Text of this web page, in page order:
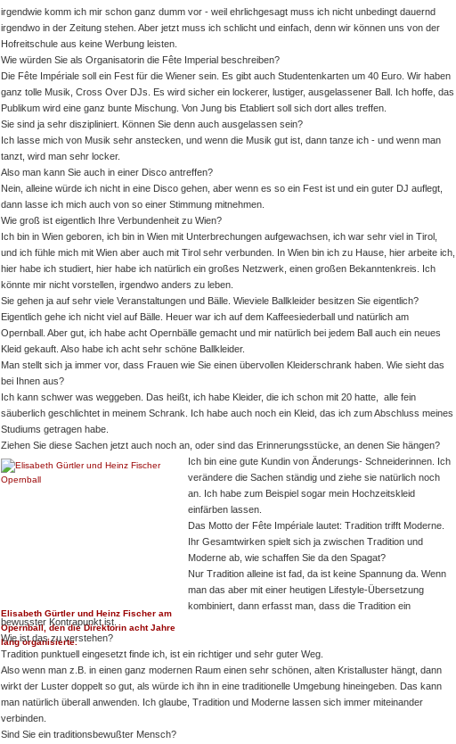
irgendwie komm ich mir schon ganz dumm vor - weil ehrlichgesagt muss ich nicht unbedingt dauernd
irgendwo in der Zeitung stehen. Aber jetzt muss ich schlicht und einfach, denn wir können uns von der
Hofreitschule aus keine Werbung leisten.
Wie würden Sie als Organisatorin die Fête Imperial beschreiben?
Die Fête Impériale soll ein Fest für die Wiener sein. Es gibt auch Studentenkarten um 40 Euro. Wir haben
ganz tolle Musik, Cross Over DJs. Es wird sicher ein lockerer, lustiger, ausgelassener Ball. Ich hoffe, das
Publikum wird eine ganz bunte Mischung. Von Jung bis Etabliert soll sich dort alles treffen.
Sie sind ja sehr diszipliniert. Können Sie denn auch ausgelassen sein?
Ich lasse mich von Musik sehr anstecken, und wenn die Musik gut ist, dann tanze ich - und wenn man
tanzt, wird man sehr locker.
Also man kann Sie auch in einer Disco antreffen?
Nein, alleine würde ich nicht in eine Disco gehen, aber wenn es so ein Fest ist und ein guter DJ auflegt,
dann lasse ich mich auch von so einer Stimmung mitnehmen.
Wie groß ist eigentlich Ihre Verbundenheit zu Wien?
Ich bin in Wien geboren, ich bin in Wien mit Unterbrechungen aufgewachsen, ich war sehr viel in Tirol,
und ich fühle mich mit Wien aber auch mit Tirol sehr verbunden. In Wien bin ich zu Hause, hier arbeite ich,
hier habe ich studiert, hier habe ich natürlich ein großes Netzwerk, einen großen Bekanntenkreis. Ich
könnte mir nicht vorstellen, irgendwo anders zu leben.
Sie gehen ja auf sehr viele Veranstaltungen und Bälle. Wieviele Ballkleider besitzen Sie eigentlich?
Eigentlich gehe ich nicht viel auf Bälle. Heuer war ich auf dem Kaffeesiederball und natürlich am
Opernball. Aber gut, ich habe acht Opernbälle gemacht und mir natürlich bei jedem Ball auch ein neues
Kleid gekauft. Also habe ich acht sehr schöne Ballkleider.
Man stellt sich ja immer vor, dass Frauen wie Sie einen übervollen Kleiderschrank haben. Wie sieht das
bei Ihnen aus?
Ich kann schwer was weggeben. Das heißt, ich habe Kleider, die ich schon mit 20 hatte, alle fein
säuberlich geschlichtet in meinem Schrank. Ich habe auch noch ein Kleid, das ich zum Abschluss meines
Studiums getragen habe.
Ziehen Sie diese Sachen jetzt auch noch an, oder sind das Erinnerungsstücke, an denen Sie hängen?
Elisabeth Gürtler und Heinz Fischer am
Opernball, den die Direktorin acht Jahre
lang organisierte.
Ich bin eine gute Kundin von Änderungs- Schneiderinnen. Ich
verändere die Sachen ständig und ziehe sie natürlich noch
an. Ich habe zum Beispiel sogar mein Hochzeitskleid
einfärben lassen.
Das Motto der Fête Impériale lautet: Tradition trifft Moderne.
Ihr Gesamtwirken spielt sich ja zwischen Tradition und
Moderne ab, wie schaffen Sie da den Spagat?
Nur Tradition alleine ist fad, da ist keine Spannung da. Wenn
man das aber mit einer heutigen Lifestyle-Übersetzung
kombiniert, dann erfasst man, dass die Tradition ein
bewusster Kontrapunkt ist.
Wie ist das zu verstehen?
Tradition punktuell eingesetzt finde ich, ist ein richtiger und sehr guter Weg.
Also wenn man z.B. in einen ganz modernen Raum einen sehr schönen, alten Kristalluster hängt, dann
wirkt der Luster doppelt so gut, als würde ich ihn in eine traditionelle Umgebung hineingeben. Das kann
man natürlich überall anwenden. Ich glaube, Tradition und Moderne lassen sich immer miteinander
verbinden.
Sind Sie ein traditionsbewußter Mensch?